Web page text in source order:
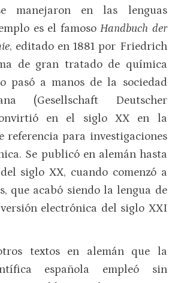
manejaron en las lenguas
es el famosoHandbuch der
, editado en 1881 por Friedrich
de gran tratado de química
pasó a manos de la sociedad
(Gesellschaft Deutscher
en el siglo XX en la
referencia para investigaciones
Se publicó en alemán hasta
siglo XX, cuando comenzó a
que acabó siendo la lengua de
electrónica del siglo XXI
textos en alemán que la
española empleó sin